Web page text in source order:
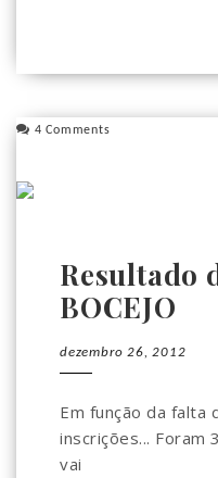
4 Comments
Resultado
BOCEJO
dezembro 26, 2012
Em função da falta
inscrições... Foram
vai